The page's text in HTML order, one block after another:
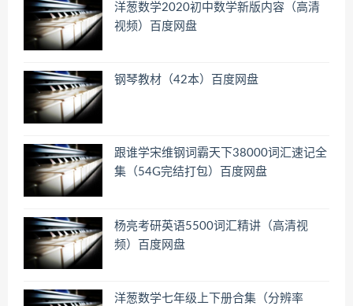
洋葱数学2020初中数学新版内容（高清
视频）百度网盘
钢琴教材（42本）百度网盘
跟谁学宋维钢词霸天下38000词汇速记全
集（54G完结打包）百度网盘
杨亮考研英语5500词汇精讲（高清视
频）百度网盘
洋葱数学七年级上下册合集（分辨率